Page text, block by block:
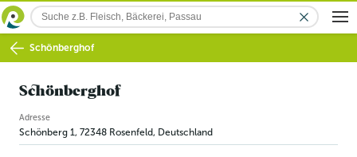
Schönberghof
Schönberghof
Adresse
Schönberg 1 , 72348 Rosenfeld, Deutschland